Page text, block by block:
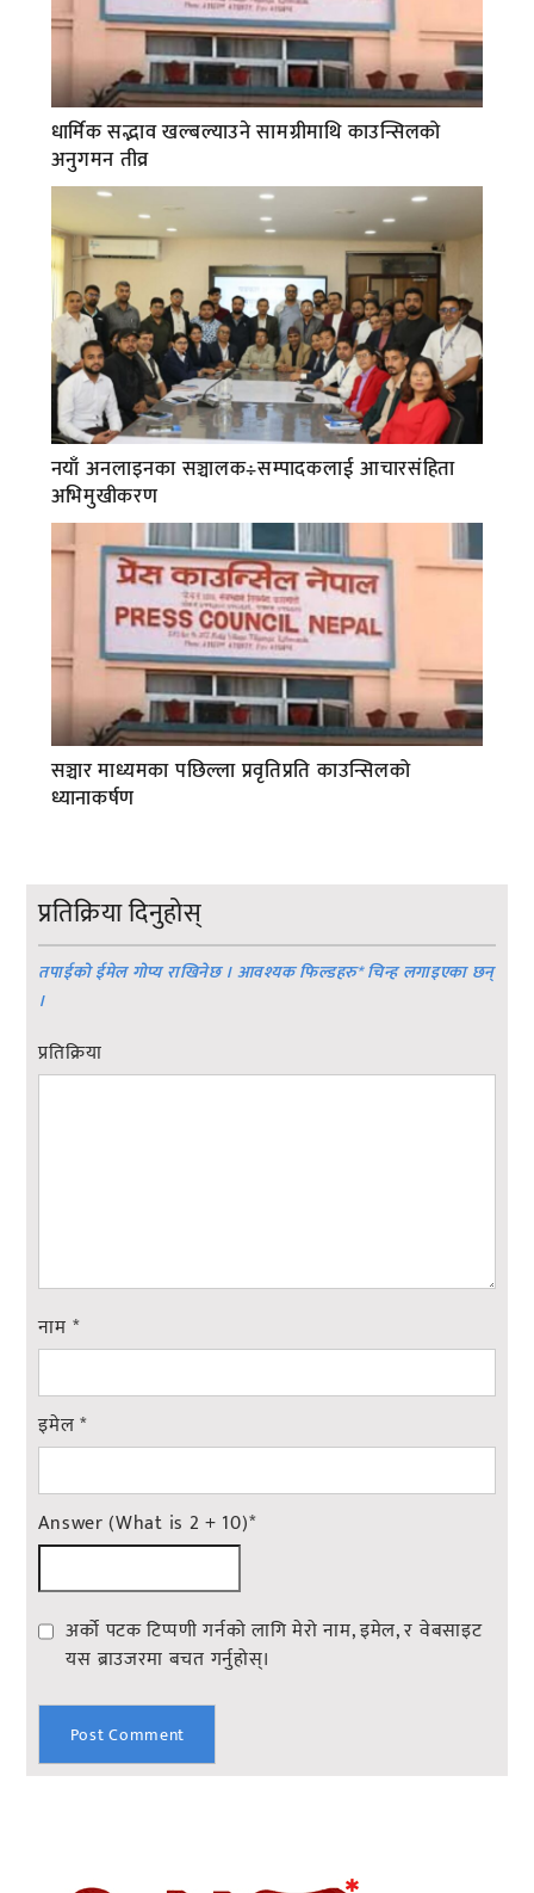
धार्मिक सद्भाव खल्बल्याउने सामग्रीमाथि काउन्सिलको
अनुगमन तीव्र
नयाँ अनलाइनका सञ्चालक÷सम्पादकलाई आचारसंहिता
अभिमुखीकरण
सञ्चार माध्यमका पछिल्ला प्रवृतिप्रति काउन्सिलको
ध्यानाकर्षण
प्रतिक्रिया दिनुहोस्
तपाईको ईमेल गोप्य राखिनेछ । आवश्यक फिल्डहरु*चिन्ह लगाइएका छन्
।
प्रतिक्रिया
नाम *
इमेल*
Answer (What is 2 + 10)*
अर्को पटक टिप्पणी गर्नको लागि मेरो नाम, इमेल, र वेबसाइट
यस ब्राउजरमा बचत गर्नुहोस्।